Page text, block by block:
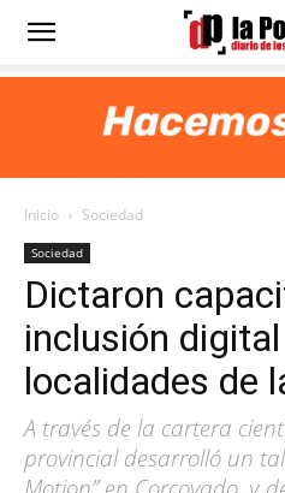
Diario
Portada
Inicio Sociedad
Sociedad
Dictaron
inclusión
localidades de
A través de la cartera
provincial desarrolló un